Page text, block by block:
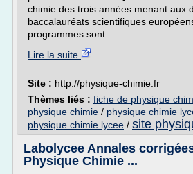
chimie des trois années menant aux
baccalauréats scientifiques
programmes sont...
Lire la suite
Site : http://physique-chimie.fr
Thèmes liés : fiche de physique
physique chimie / physique chimie
physique chimie lycee / site
Labolycee Annales
Physique Chimie ...